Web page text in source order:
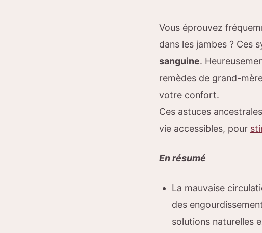
Vous éprouvez
dans les jambes ? Ces
sanguine.
remèdes de grand-
votre confort.
Ces astuces
vie accessibles, pour
En résumé
La mauvaise
des
solutions naturelles